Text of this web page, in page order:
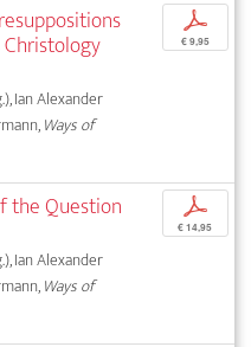
Christology
Ian Alexander
Ways of
p
€ 9,95
the Question
Ian Alexander
Ways of
p
€ 14,95